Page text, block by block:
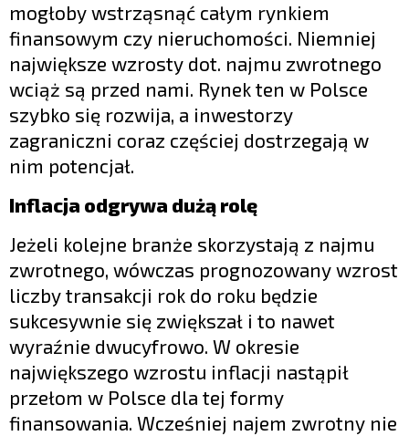
mogłoby wstrząsnąć całym rynkiem
finansowym czy nieruchomości. Niemniej
największe wzrosty dot. najmu zwrotnego
wciąż są przed nami. Rynek ten w Polsce
szybko się rozwija, a inwestorzy
zagraniczni coraz częściej dostrzegają w
nim potencjał.
Inflacja odgrywa dużą rolę
Jeżeli kolejne branże skorzystają z najmu
zwrotnego, wówczas prognozowany wzrost
liczby transakcji rok do roku będzie
sukcesywnie się zwiększał i to nawet
wyraźnie dwucyfrowo. W okresie
największego wzrostu inflacji nastąpił
przełom w Polsce dla tej formy
finansowania. Wcześniej najem zwrotny nie